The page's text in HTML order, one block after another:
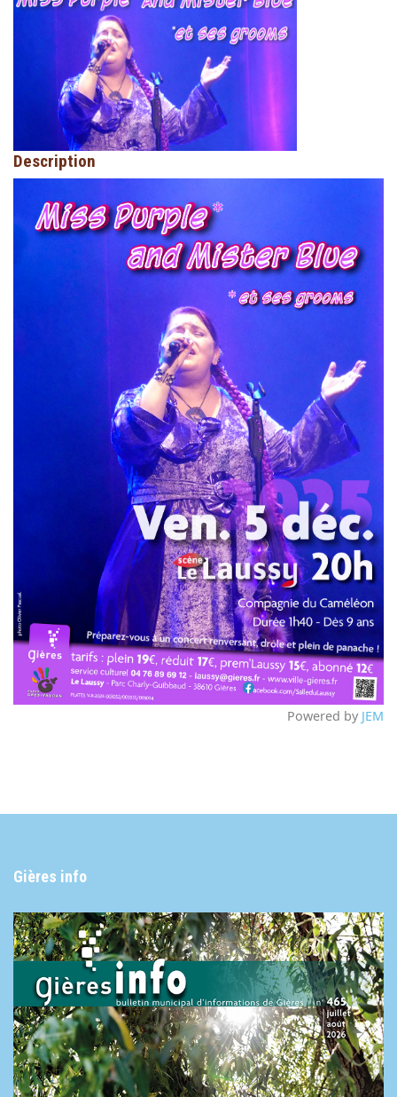
Description
Powered by JEM
Gières info